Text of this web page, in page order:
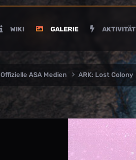
WIKI GALERIE AKTIVITÄT
Offizielle ASA Medien ARK: Lost Colony